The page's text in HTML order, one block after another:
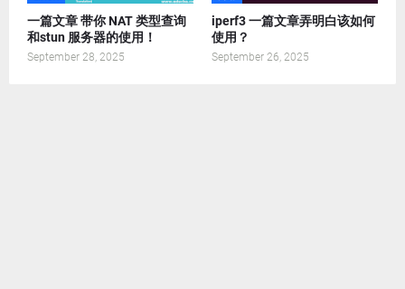
一篇文章 带你 NAT 类型查询
和stun 服务器的使用！
September 28, 2025
iperf3 一篇文章弄明白该如何
使用？
September 26, 2025